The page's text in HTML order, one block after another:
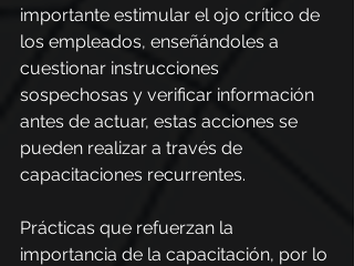
importante estimular el ojo crítico de
los empleados, enseñándoles a
cuestionar instrucciones
sospechosas y verificar información
antes de actuar, estas acciones se
pueden realizar a través de
capacitaciones recurrentes.
Prácticas que refuerzan la
importancia de la capacitación, por lo